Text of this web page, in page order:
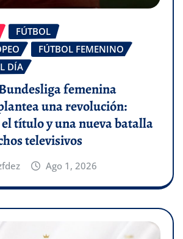
FÚTBOL
FÚTBOL FEMENINO
DÍA
femenina
una revolución:
título y una nueva batalla
televisivos
Ago 1, 2026